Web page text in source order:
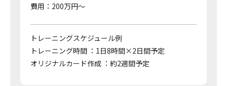
費用：200万円～
トレーニングスケジュール例
トレーニング時間 ：1日8時間×2日間予定
オリジナルカード作成 ：約2週間予定